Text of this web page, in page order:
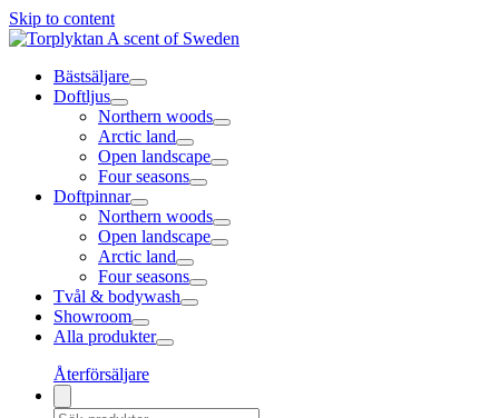
Skip to content
Bästsäljare
Doftljus
Northern woods
Arctic land
Open landscape
Four seasons
Doftpinnar
Northern woods
Open landscape
Arctic land
Four seasons
Tvål & bodywash
Showroom
Alla produkter
Återförsäljare